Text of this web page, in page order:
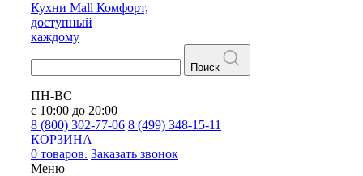
Кухни Mall Комфорт,
доступный
каждому
Поиск
ПН-ВС
с 10:00 до 20:00
8 (800) 302-77-06 8 (499) 348-15-11
КОРЗИНА
0 товаров. Заказать звонок
Меню